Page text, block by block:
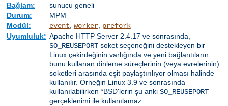
Bağlam:
sunucu geneli
Durum:
MPM
Modül:
event, worker, prefork
Uyumluluk: Apache HTTP Server 2.4.17 ve sonrasında,
SO_REUSEPORTsoket seçeneğini destekleyen bir
Linux çekirdeğinin varlığında ve yeni bağlantıların
bunu kullanan dinleme süreçlerinin (veya evrelerinin)
soketleri arasında eşit paylaştırılıyor olması halinde
kullanılır. Örneğin Linux 3.9 ve sonrasında
kullanılabilirken *BSD'lerin şu anki SO_REUSEPORT
gerçeklenimi ile kullanılamaz.